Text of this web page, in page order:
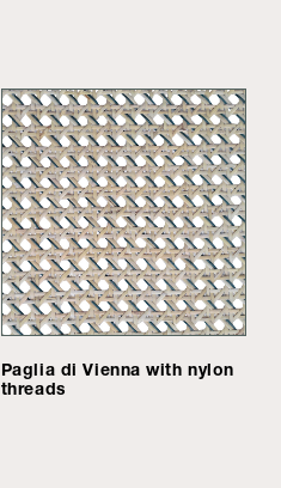
Paglia di Vienna with nylon
threads